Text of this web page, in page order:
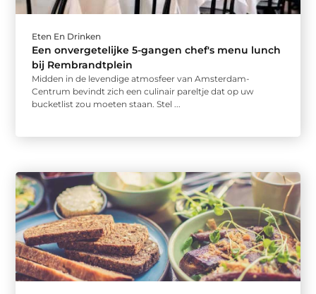
Eten En Drinken
Een onvergetelijke 5-gangen chef's menu lunch
bij Rembrandtplein
Midden in de levendige atmosfeer van Amsterdam-
Centrum bevindt zich een culinair pareltje dat op uw
bucketlist zou moeten staan. Stel ...